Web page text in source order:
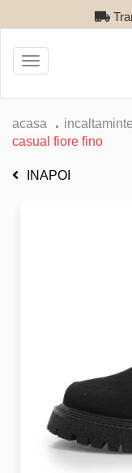
Toggle
navigation
acasa
casual fiore fino
INAPOI